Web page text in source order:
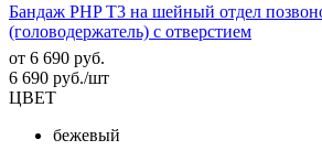
Бандаж PHP T3 на шейный отдел
(головодержатель) с отверстием
от 6 690 руб.
6 690 руб./шт
ЦВЕТ
бежевый